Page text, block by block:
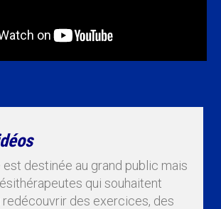
est destinée au grand public mais
qui souhaitent
des exercices, des